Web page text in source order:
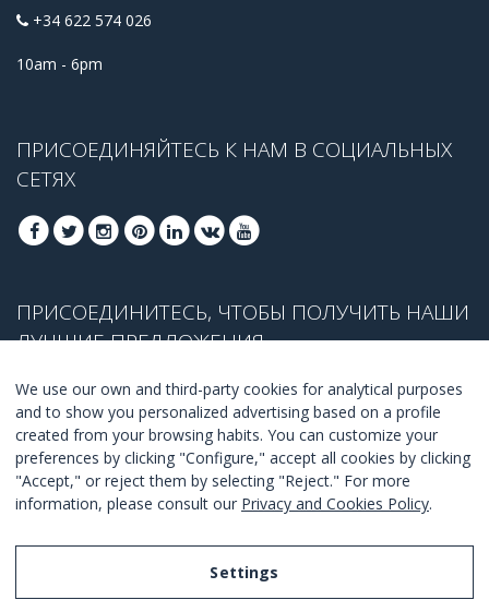
+34 622 574 026
10am - 6pm
ПРИСОЕДИНЯЙТЕСЬ К НАМ В СОЦИАЛЬНЫХ
СЕТЯХ
ПРИСОЕДИНИТЕСЬ, ЧТОБЫ ПОЛУЧИТЬ НАШИ
ЛУЧШИЕ ПРЕДЛОЖЕНИЯ
ПРИСОЕДЕНИТЬСЯ
Я согласен справилами и условиями.
We use our own and third-party cookies for analytical purposes
and to show you personalized advertising based on a profile
created from your browsing habits. You can customize your
preferences by clicking "Configure," accept all cookies by clicking
"Accept," or reject them by selecting "Reject." For more
information, please consult our Privacy and Cookies Policy.
Settings